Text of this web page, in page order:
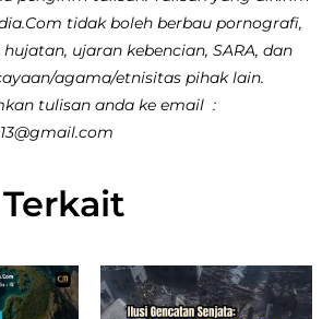
tidak boleh berbau pornografi,
ujaran kebencian, SARA, dan
agama/etnisitas pihak lain.
tulisan anda ke email :